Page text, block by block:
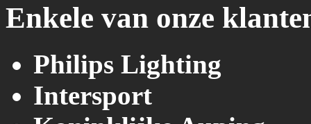
Enkele van onze
Philips Lighting
Intersport